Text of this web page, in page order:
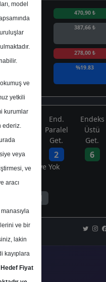
Tahmin 470,90 ₺
Fiyat
387,66 ₺
278,00 ₺
%19.83
1
End.
Paralel
Get.
2
Endeks
Üstü
Get.
6
Tavsiye Yok
1
model
ve
yetkili
kurumlar
ederiz.
veya
ve
aracı
ve bir
lakin
kayıplara
Hedef Fiyat